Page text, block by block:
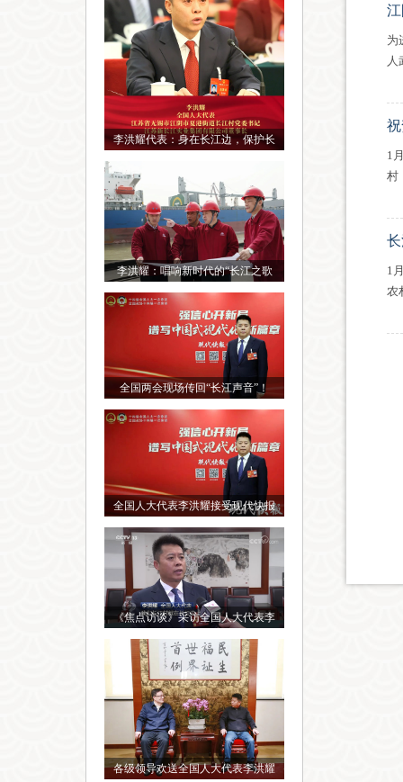
李洪耀代表：身在长江边，保护长
李洪耀：唱响新时代的“长江之歌
全国两会现场传回“长江声音”！
全国人大代表李洪耀接受现代快报
《焦点访谈》采访全国人大代表李
各级领导欢送全国人大代表李洪耀
为
人
1
村
1
农